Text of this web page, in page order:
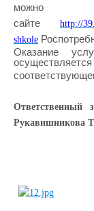
сайте http://
shkole
Оказание
Рукавишникова